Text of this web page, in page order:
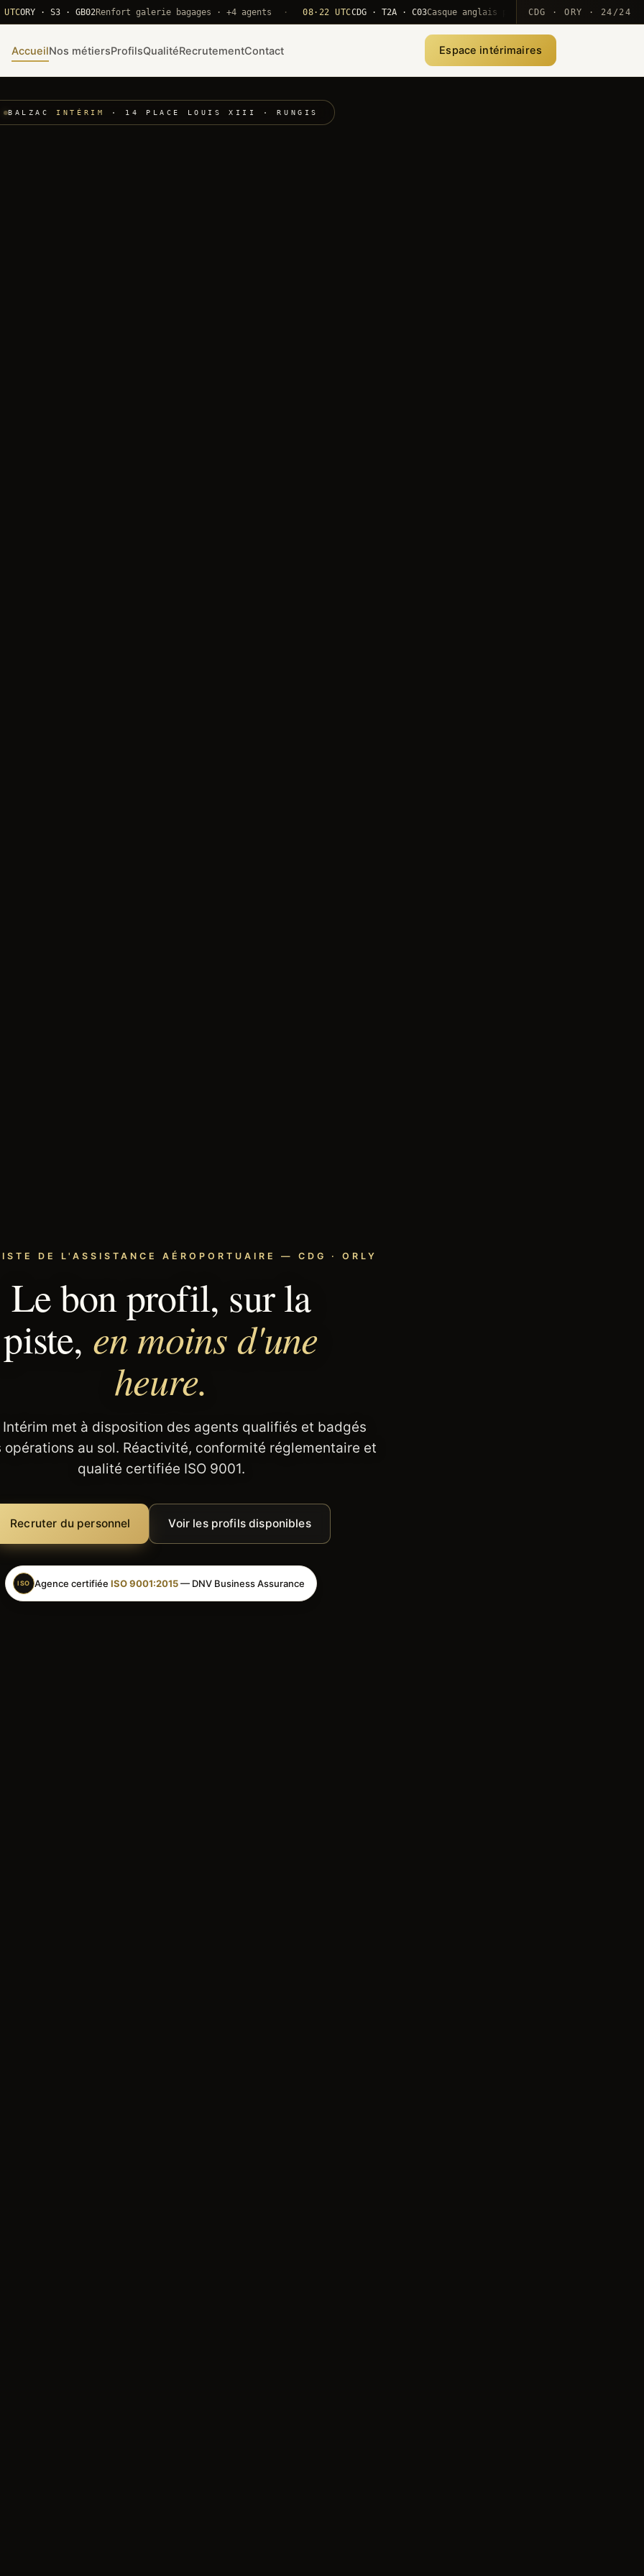
· S3 · GB02Renfort galerie bagages · +4 agents · 08·22 UTCCDG · T2A · C03 Casque anglais positionné · rotation MEA ·
CDG · ORY · 24/24
AccueilNos métiersProfilsQualitéRecrutementContact Espace intérimaires
BALZAC INTÉRIM · 14 PLACE LOUIS XIII · RUNGIS
DE L'ASSISTANCE AÉROPORTUAIRE — CDG · ORLY
Le bon profil, sur la
piste, en moins d'une
heure.
Intérim met à disposition des agents qualifiés et badgés
opérations au sol. Réactivité, conformité réglementaire et
qualité certifiée ISO 9001.
Recruter du personnel Voir les profils disponibles
ISO Agence certifiée ISO 9001:2015— DNV Business Assurance